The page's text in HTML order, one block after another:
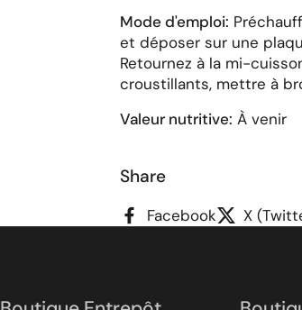
Mode d'emploi:
et déposer sur une
Retournez à la mi-
croustillants, mettre à
Valeur nutritive: À venir
Share
Facebook X